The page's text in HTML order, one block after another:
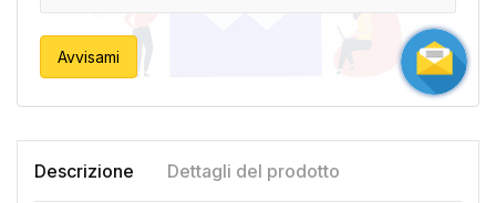
Avvisami
Descrizione Dettagli del prodotto